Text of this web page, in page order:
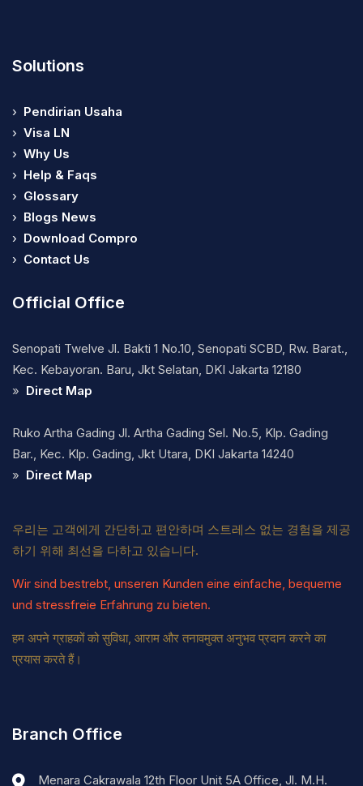
Solutions
› Pendirian Usaha
› Visa LN
› Why Us
› Help & Faqs
› Glossary
› Blogs News
› Download Compro
› Contact Us
Official Office
Senopati Twelve Jl. Bakti 1 No.10, Senopati SCBD, Rw. Barat.,
Kec. Kebayoran. Baru, Jkt Selatan, DKI Jakarta 12180
» Direct Map
Ruko Artha Gading Jl. Artha Gading Sel. No.5, Klp. Gading
Bar., Kec. Klp. Gading, Jkt Utara, DKI Jakarta 14240
» Direct Map
우리는 고객에게 간단하고 편안하며 스트레스 없는 경험을 제공
하기 위해 최선을 다하고 있습니다.
Wir sind bestrebt, unseren Kunden eine einfache, bequeme
und stressfreie Erfahrung zu bieten.
हम अपने ग्राहकों को सुविधा, आराम और तनावमुक्त अनुभव प्रदान करने का
प्रयास करते हैं।
Branch Office
Menara Cakrawala 12th Floor Unit 5A Office, Jl. M.H.